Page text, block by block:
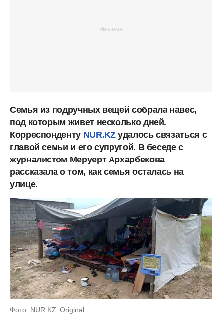
Семья из подручных вещей собрала навес,
под которым живет несколько дней.
Корреспонденту NUR.KZудалось связаться с
главой семьи и его супругой. В беседе с
журналистом Меруерт Архарбекова
рассказала о том, как семья осталась на
улице.
Фото: NUR.KZ: Original